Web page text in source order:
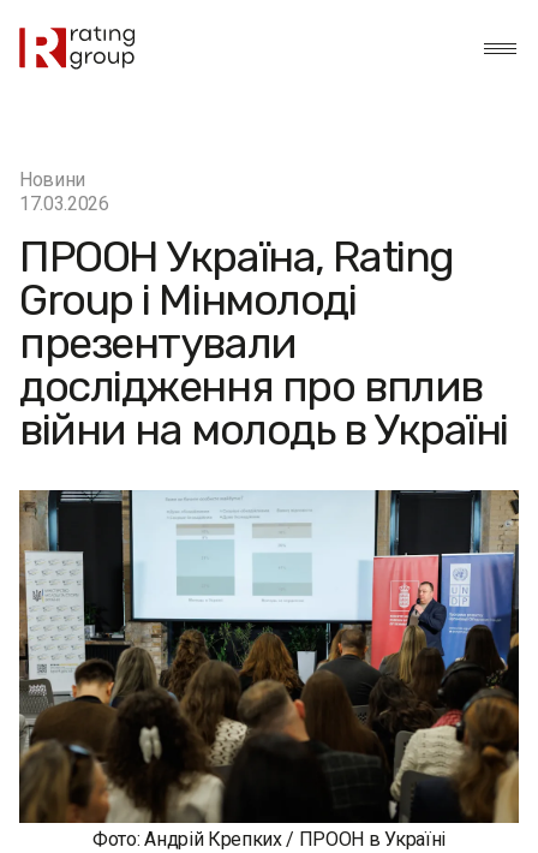
Новини
17.03.2026
ПРООН Україна, Rating
Group і Мінмолоді
презентували
дослідження про вплив
війни на молодь в Україні
Фото: Андрій Крепких / ПРООН в Україні